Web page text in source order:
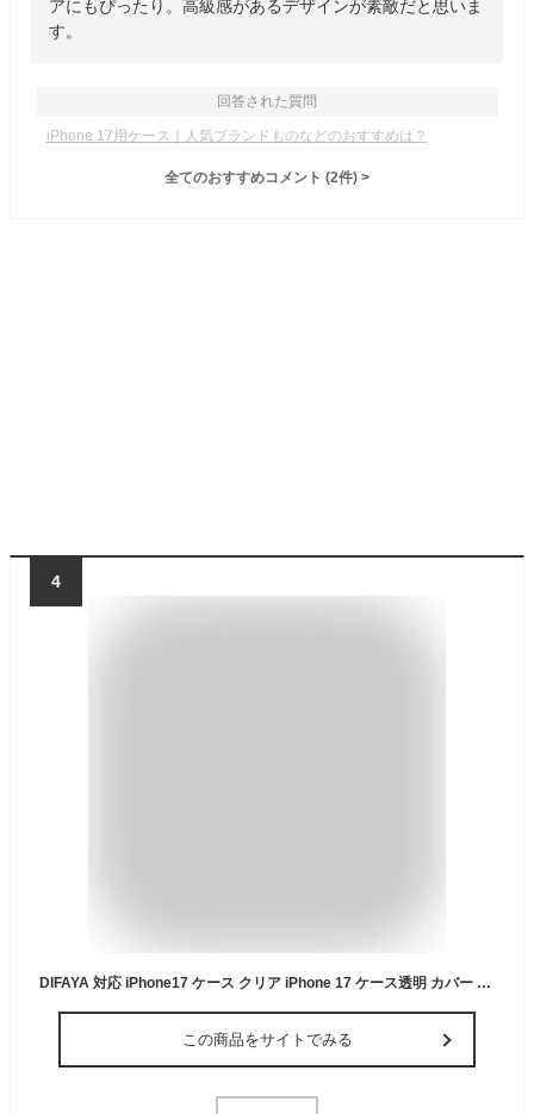
アにもぴったり。高級感があるデザインが素敵だと思いま
す。
回答された質問
iPhone 17用ケース｜人気ブランドものなどのおすすめは？
全てのおすすめコメント (2件) >
4
DIFAYA 対応 iPhone17 ケース クリア iPhone 17 ケース透明 カバー MIL規格 耐衝撃 『黄変防止 ワイヤレス充電対応』 『スレ傷防止 滑り止め 軽い ストラップホール付き 落下防止 レンズ保護』 『PC背面 + TPUバンパー 傷に強い背面』 一体フィット感 いphone17 スマホケース
この商品をサイトでみる